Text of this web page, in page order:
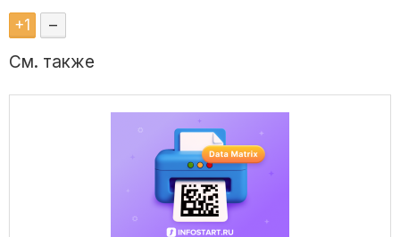
+1 –
См. также